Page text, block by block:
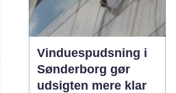
Vinduespudsning i
Sønderborg gør
udsigten mere klar